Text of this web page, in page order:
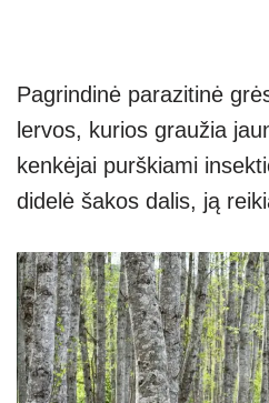
Pagrindinė parazitinė
lervos, kurios graužia
kenkėjai purškiami
didelė šakos dalis, ją